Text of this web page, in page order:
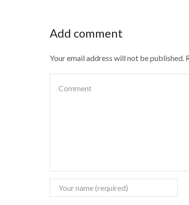
Add comment
Your email address will not be published.